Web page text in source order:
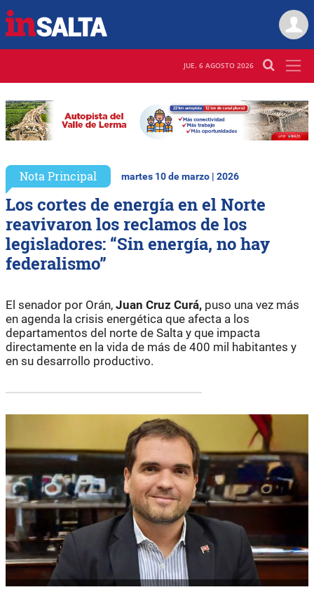
JUE. 6 AGOSTO 2026
Nota Principal martes 10 de marzo | 2026
Los cortes de energía en el Norte
reavivaron los reclamos de los
legisladores: “Sin energía, no hay
federalismo”
El senador por Orán, Juan Cruz Curá, puso una vez más
en agenda la crisis energética que afecta a los
departamentos del norte de Salta y que impacta
directamente en la vida de más de 400 mil habitantes y
en su desarrollo productivo.